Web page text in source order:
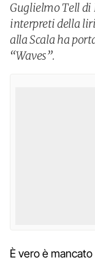
Guglielmo Tell
interpreti della
alla Scala ha
“Waves”.
È vero è